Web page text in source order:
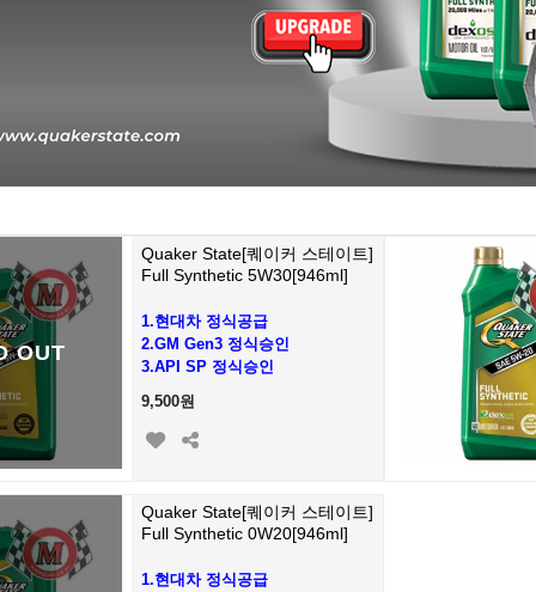
OUT
Quaker State[퀘이커 스테이트]
Full Synthetic 5W30[946ml]
1.현대차 정식공급
2.GM Gen3 정식승인
3.API SP 정식승인
9,500원
Quaker State[퀘이커 스테이트]
Full Synthetic 0W20[946ml]
1.현대차 정식공급